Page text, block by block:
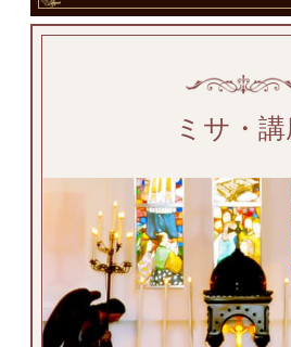
ミサ・